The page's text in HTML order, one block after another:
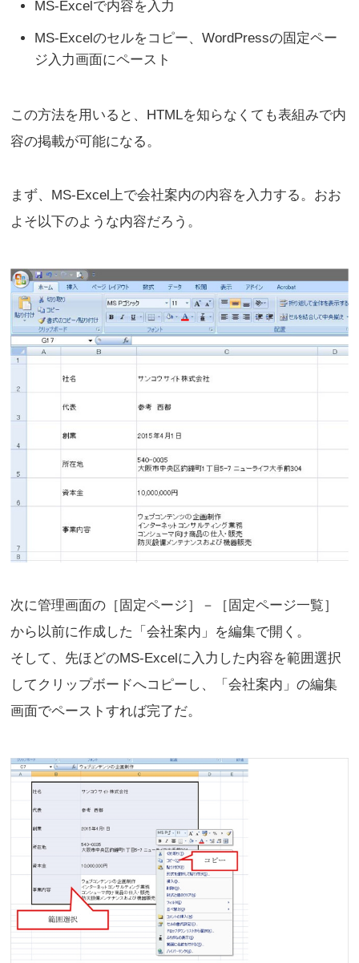
MS-Excelで内容を入力
MS-Excelのセルをコピー、WordPressの固定ペー
ジ入力画面にペースト
この方法を用いると、HTMLを知らなくても表組みで内
容の掲載が可能になる。
まず、MS-Excel上で会社案内の内容を入力する。おお
よそ以下のような内容だろう。
次に管理画面の［固定ページ］－［固定ページ一覧］
から以前に作成した「会社案内」を編集で開く。
そして、先ほどのMS-Excelに入力した内容を範囲選択
してクリップボードへコピーし、「会社案内」の編集
画面でペーストすれば完了だ。